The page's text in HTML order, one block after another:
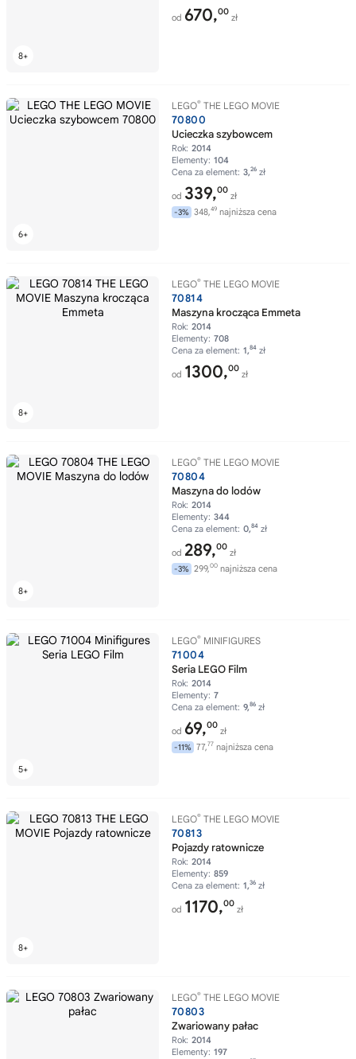
od 670,00
zł
LEGO® THE LEGO MOVIE
70800
Ucieczka szybowcem
Rok: 2014
Elementy: 104
Cena za element: 3,26 zł
od 339,00
zł
-3% 348,49 najniższa cena
LEGO® THE LEGO MOVIE
70814
Maszyna krocząca Emmeta
Rok: 2014
Elementy: 708
Cena za element: 1,84 zł
od 1300,00
zł
LEGO® THE LEGO MOVIE
70804
Maszyna do lodów
Rok: 2014
Elementy: 344
Cena za element: 0,84 zł
od 289,00
zł
-3% 299,00 najniższa cena
LEGO® MINIFIGURES
71004
Seria LEGO Film
Rok: 2014
Elementy: 7
Cena za element: 9,86 zł
od 69,00
zł
-11% 77,77 najniższa cena
LEGO® THE LEGO MOVIE
70813
Pojazdy ratownicze
Rok: 2014
Elementy: 859
Cena za element: 1,36 zł
od 1170,00
zł
LEGO® THE LEGO MOVIE
70803
Zwariowany pałac
Rok: 2014
Elementy: 197